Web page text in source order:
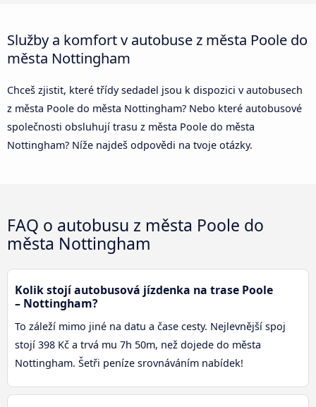
Služby a komfort v autobuse z města Poole do
města Nottingham
Chceš zjistit, které třídy sedadel jsou k dispozici v autobusech
z města Poole do města Nottingham? Nebo které autobusové
společnosti obsluhují trasu z města Poole do města
Nottingham? Níže najdeš odpovědi na tvoje otázky.
FAQ o autobusu z města Poole do
města Nottingham
Kolik stojí autobusová jízdenka na trase Poole
– Nottingham?
To záleží mimo jiné na datu a čase cesty. Nejlevnější spoj
stojí 398 Kč a trvá mu 7h 50m, než dojede do města
Nottingham. Šetři peníze srovnáváním nabídek!